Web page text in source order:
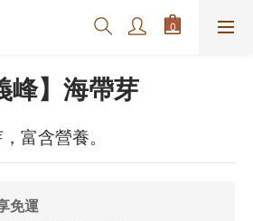
峰】海帶芽
富含營養。
免運